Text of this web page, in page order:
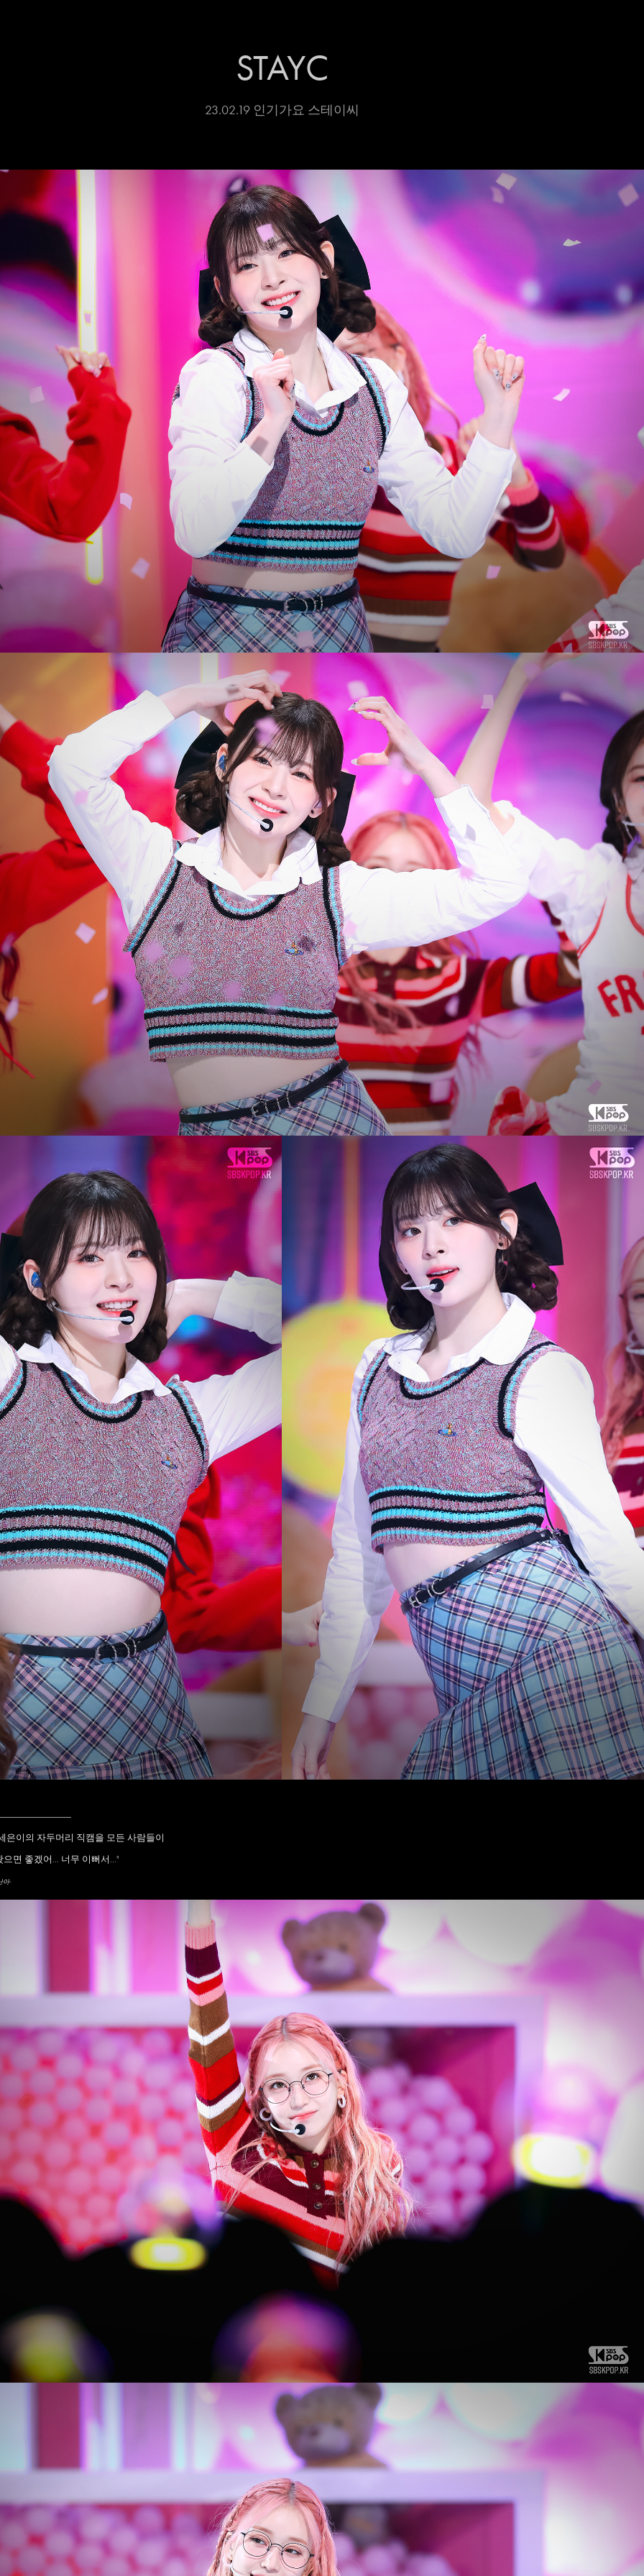
STAYC
23.02.19 인기가요 스테이씨
은이의 자두머리 직캠을 모든 사람들이
으면 좋겠어... 너무 이뻐서..."
아-